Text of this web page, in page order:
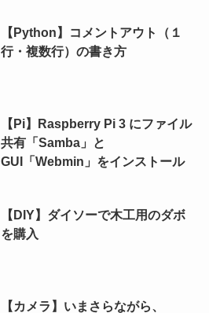
【Python】コメントアウト（１
行・複数行）の書き方
【Pi】Raspberry Pi 3 にファイル
共有「Samba」と
GUI「Webmin」をインストール
【DIY】ダイソーで木工用のダボ
を購入
【カメラ】いまさらながら、